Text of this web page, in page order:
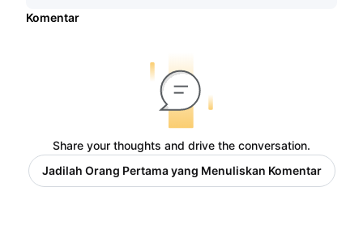
Komentar
Share your thoughts and drive the conversation.
Jadilah Orang Pertama yang Menuliskan Komentar